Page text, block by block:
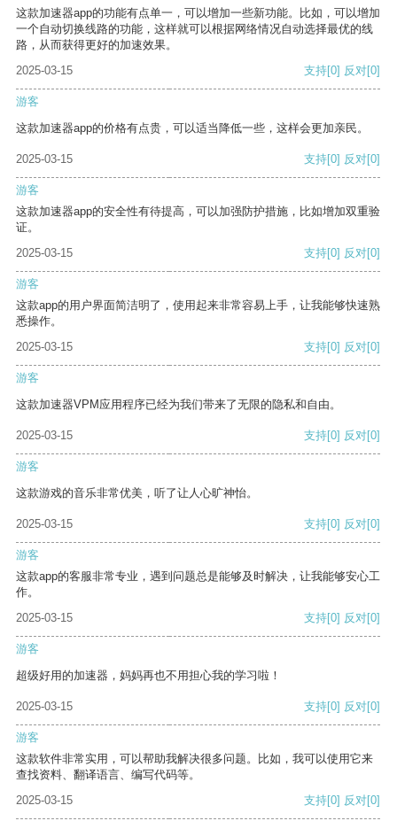
这款加速器app的功能有点单一，可以增加一些新功能。比如，可以增加
一个自动切换线路的功能，这样就可以根据网络情况自动选择最优的线
路，从而获得更好的加速效果。
2025-03-15
支持[0] 反对[0]
游客
这款加速器app的价格有点贵，可以适当降低一些，这样会更加亲民。
2025-03-15 支持[0] 反对[0]
游客
这款加速器app的安全性有待提高，可以加强防护措施，比如增加双重验
证。
2025-03-15
支持[0] 反对[0]
游客
这款app的用户界面简洁明了，使用起来非常容易上手，让我能够快速熟
悉操作。
2025-03-15
支持[0] 反对[0]
游客
这款加速器VPM应用程序已经为我们带来了无限的隐私和自由。
2025-03-15 支持[0] 反对[0]
游客
这款游戏的音乐非常优美，听了让人心旷神怡。
2025-03-15 支持[0] 反对[0]
游客
这款app的客服非常专业，遇到问题总是能够及时解决，让我能够安心工
作。
2025-03-15
支持[0] 反对[0]
游客
超级好用的加速器，妈妈再也不用担心我的学习啦！
2025-03-15 支持[0] 反对[0]
游客
这款软件非常实用，可以帮助我解决很多问题。比如，我可以使用它来
查找资料、翻译语言、编写代码等。
2025-03-15
支持[0] 反对[0]